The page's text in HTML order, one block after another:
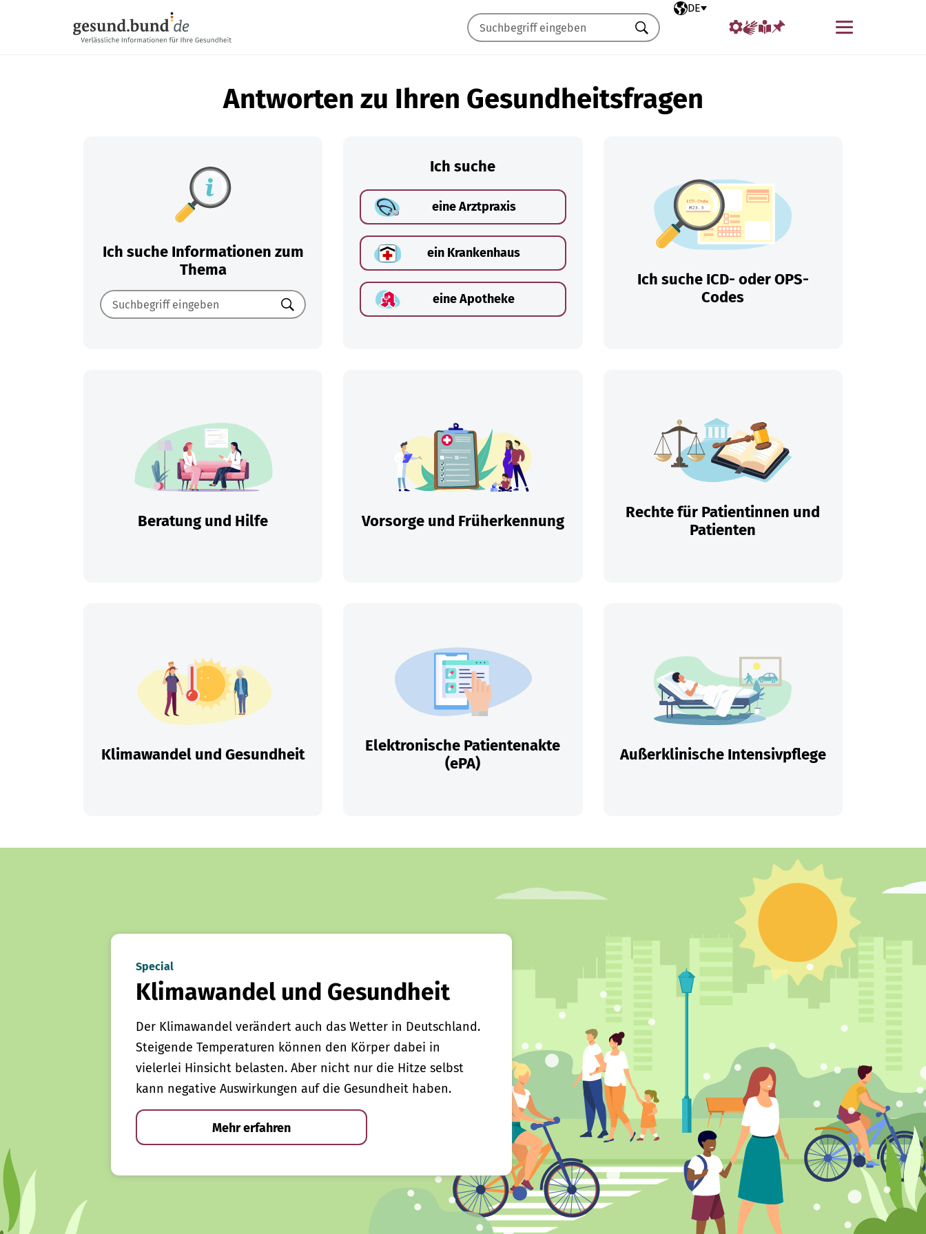
Ausgewählte Sprache
DE
Menü
Suchen
Antworten zu Ihren Gesundheitsfragen
Ich suche Informationen zum
Thema
Suchen
Ich suche
eine Arztpraxis
ein Krankenhaus
eine Apotheke
Ich suche ICD- oder OPS-
Codes
Beratung und Hilfe Vorsorge und Früherkennung
Rechte für Patientinnen und
Patienten
Klimawandel und Gesundheit
Elektronische Patientenakte
(ePA)
Außerklinische Intensivpflege
Special
Klimawandel und Gesundheit
Der Klimawandel verändert auch das Wetter in Deutschland.
Steigende Temperaturen können den Körper dabei in
vielerlei Hinsicht belasten. Aber nicht nur die Hitze selbst
kann negative Auswirkungen auf die Gesundheit haben.
Mehr erfahren